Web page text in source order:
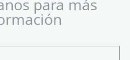
para más